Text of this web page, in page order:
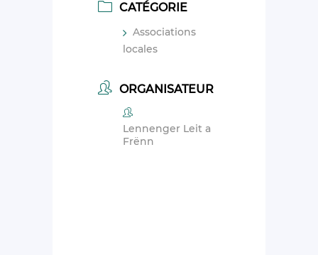
CATÉGORIE
Associations
locales
ORGANISATEUR
Lennenger Leit a
Frënn